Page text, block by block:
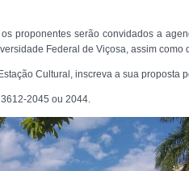
proponentes serão convidados a
Federal de Viçosa, assim como
Cultural, inscreva a sua proposta
2045 ou 2044.